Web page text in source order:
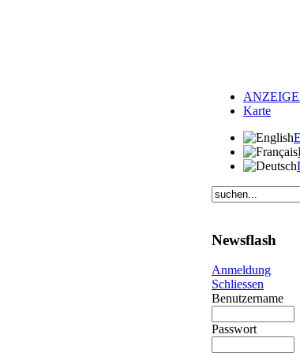
Karte
Newsflash
Anmeldung
Schliessen
Benutzername
Passwort